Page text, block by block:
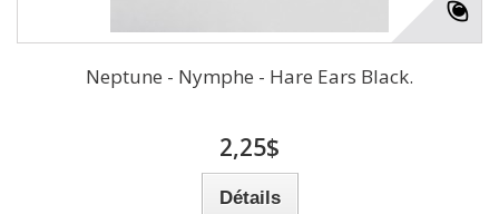
Neptune - Nymphe - Hare Ears Black.
2,25$
Détails